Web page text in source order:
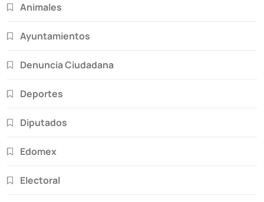
Animales
Ayuntamientos
Denuncia Ciudadana
Deportes
Diputados
Edomex
Electoral